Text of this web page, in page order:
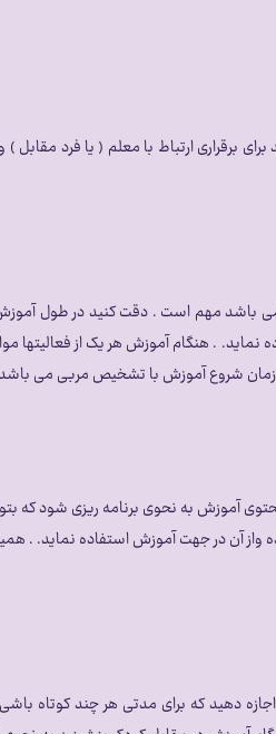
برقراری ارتباط با معلم ( یا فرد
باشد مهم است . دقت کنید در طول
. هنگام آموزش هر یک از فعالیتها
زمان شروع آموزش با تشخیص مربی می
به نحوی برنامه ریزی شود که
آن در جهت آموزش استفاده نماید. .
دهید که برای مدتی هر چند کوتاه